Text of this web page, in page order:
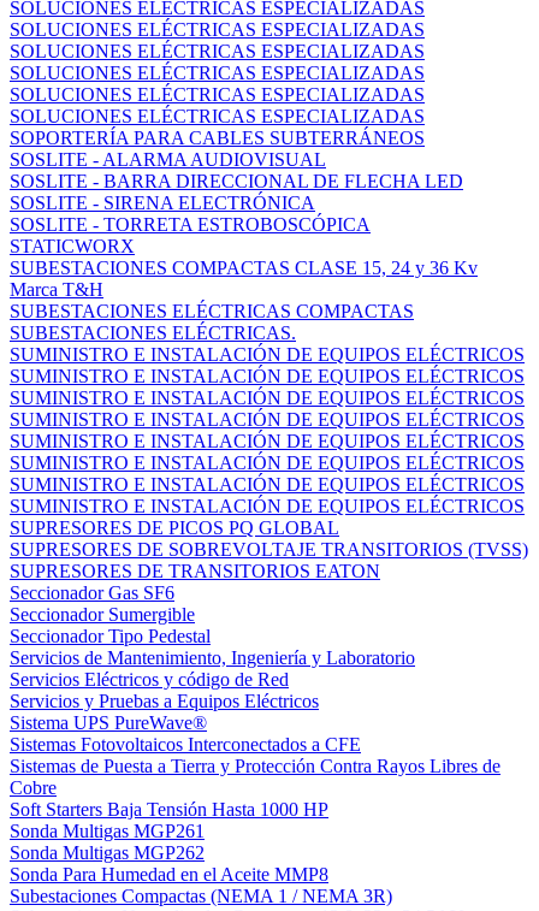
SOLUCIONES ELÉCTRICAS ESPECIALIZADAS
SOLUCIONES ELÉCTRICAS ESPECIALIZADAS
SOLUCIONES ELÉCTRICAS ESPECIALIZADAS
SOLUCIONES ELÉCTRICAS ESPECIALIZADAS
SOLUCIONES ELÉCTRICAS ESPECIALIZADAS
SOLUCIONES ELÉCTRICAS ESPECIALIZADAS
SOPORTERÍA PARA CABLES SUBTERRÁNEOS
SOSLITE - ALARMA AUDIOVISUAL
SOSLITE - BARRA DIRECCIONAL DE FLECHA LED
SOSLITE - SIRENA ELECTRÓNICA
SOSLITE - TORRETA ESTROBOSCÓPICA
STATICWORX
SUBESTACIONES COMPACTAS CLASE 15, 24 y 36 Kv
Marca T&H
SUBESTACIONES ELÉCTRICAS COMPACTAS
SUBESTACIONES ELÉCTRICAS.
SUMINISTRO E INSTALACIÓN DE EQUIPOS ELÉCTRICOS
SUMINISTRO E INSTALACIÓN DE EQUIPOS ELÉCTRICOS
SUMINISTRO E INSTALACIÓN DE EQUIPOS ELÉCTRICOS
SUMINISTRO E INSTALACIÓN DE EQUIPOS ELÉCTRICOS
SUMINISTRO E INSTALACIÓN DE EQUIPOS ELÉCTRICOS
SUMINISTRO E INSTALACIÓN DE EQUIPOS ELÉCTRICOS
SUMINISTRO E INSTALACIÓN DE EQUIPOS ELÉCTRICOS
SUMINISTRO E INSTALACIÓN DE EQUIPOS ELÉCTRICOS
SUPRESORES DE PICOS PQ GLOBAL
SUPRESORES DE SOBREVOLTAJE TRANSITORIOS (TVSS)
SUPRESORES DE TRANSITORIOS EATON
Seccionador Gas SF6
Seccionador Sumergible
Seccionador Tipo Pedestal
Servicios de Mantenimiento, Ingeniería y Laboratorio
Servicios Eléctricos y código de Red
Servicios y Pruebas a Equipos Eléctricos
Sistema UPS PureWave®
Sistemas Fotovoltaicos Interconectados a CFE
Sistemas de Puesta a Tierra y Protección Contra Rayos Libres de
Cobre
Soft Starters Baja Tensión Hasta 1000 HP
Sonda Multigas MGP261
Sonda Multigas MGP262
Sonda Para Humedad en el Aceite MMP8
Subestaciones Compactas (NEMA 1 / NEMA 3R)